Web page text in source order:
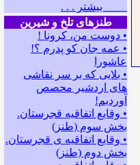
بیشتر . . .
طنزهای تلخ و شیرین
• دوست من، کرونا !
• ﻋﻤﻪ ﺟﺎﻥ ﻛﻮ ﭘﺪﺭﻡ ؟!
عاشورا
• بلایی که بر سر نقاشی
های اردشیر محصص
آوردیم!
• وقایع اتفاقیه قجرستان.
بخش سوم (طنز)
• وقایع اتفاقیه ی قجرستان.
بخش دوم (طنز)